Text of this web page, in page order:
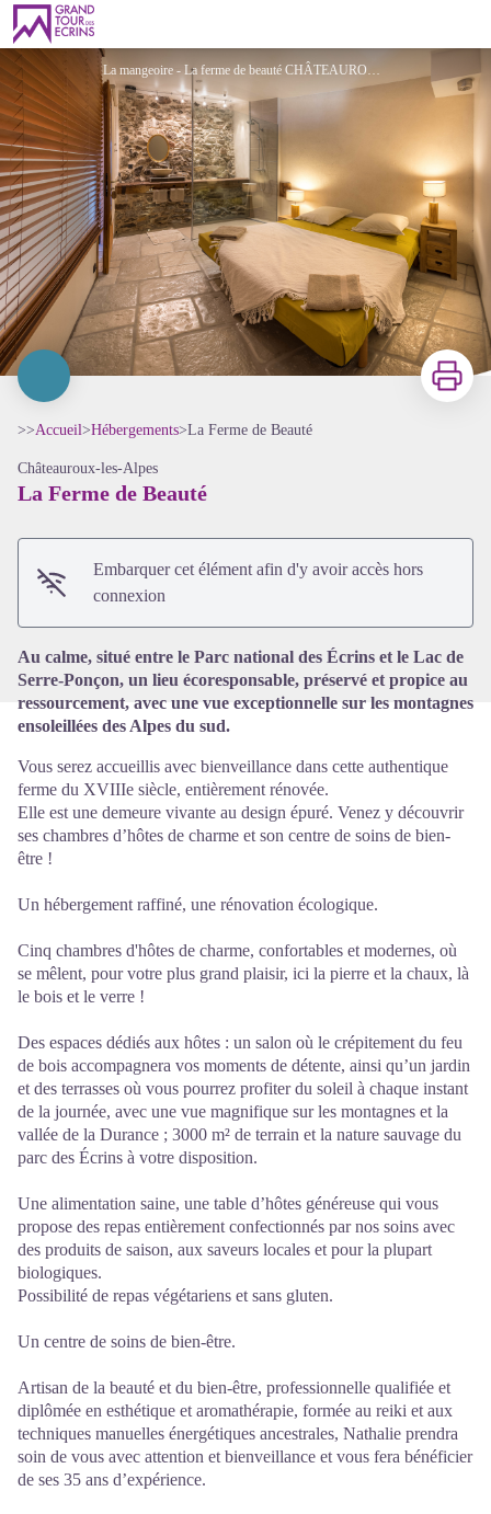
La Ferme de Beauté
La mangeoire - La ferme de beauté CHÂTEAUROUX-LES-ALPES - ©Bertrand Bodin Photographe
Imprimer
>>Accueil>Hébergements>La Ferme de Beauté
Châteauroux-les-Alpes
La Ferme de Beauté
Embarquer cet élément afin d'y avoir accès hors
connexion
Au calme, situé entre le Parc national des Écrins et le Lac de
Serre-Ponçon, un lieu écoresponsable, préservé et propice au
ressourcement, avec une vue exceptionnelle sur les montagnes
ensoleillées des Alpes du sud.
Vous serez accueillis avec bienveillance dans cette authentique
ferme du XVIIIe siècle, entièrement rénovée.
Elle est une demeure vivante au design épuré. Venez y découvrir
ses chambres d’hôtes de charme et son centre de soins de bien-
être !
Un hébergement raffiné, une rénovation écologique.
Cinq chambres d'hôtes de charme, confortables et modernes, où
se mêlent, pour votre plus grand plaisir, ici la pierre et la chaux, là
le bois et le verre !
Des espaces dédiés aux hôtes : un salon où le crépitement du feu
de bois accompagnera vos moments de détente, ainsi qu’un jardin
et des terrasses où vous pourrez profiter du soleil à chaque instant
de la journée, avec une vue magnifique sur les montagnes et la
vallée de la Durance ; 3000 m² de terrain et la nature sauvage du
parc des Écrins à votre disposition.
Une alimentation saine, une table d’hôtes généreuse qui vous
propose des repas entièrement confectionnés par nos soins avec
des produits de saison, aux saveurs locales et pour la plupart
biologiques.
Possibilité de repas végétariens et sans gluten.
Un centre de soins de bien-être.
Artisan de la beauté et du bien-être, professionnelle qualifiée et
diplômée en esthétique et aromathérapie, formée au reiki et aux
techniques manuelles énergétiques ancestrales, Nathalie prendra
soin de vous avec attention et bienveillance et vous fera bénéficier
de ses 35 ans d’expérience.